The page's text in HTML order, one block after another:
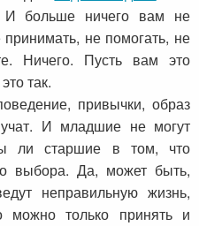
И больше ничего вам не
не помогать, не
Ничего. Пусть вам это
так.
привычки, образ
И младшие не могут
ли старшие в том, что
выбора. Да, может быть,
неправильную жизнь,
только принять и